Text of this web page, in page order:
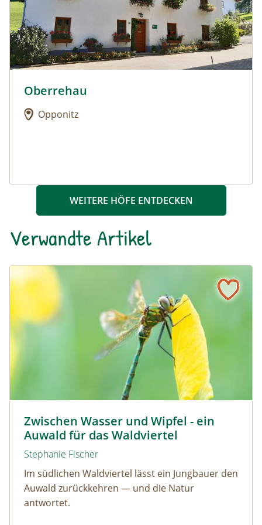
Urlaub am Bauernhof: Oberrehau
Oberrehau
Opponitz
WEITERE HÖFE ENTDECKEN
Verwandte Artikel
Zwischen Wasser und Wipfel - ein
Auwald für das Waldviertel
Stephanie Fischer
Im südlichen Waldviertel lässt ein Jungbauer den
Auwald zurückkehren — und die Natur
antwortet.
Zwischen Wasser und Wipfel - ein Auwald für das